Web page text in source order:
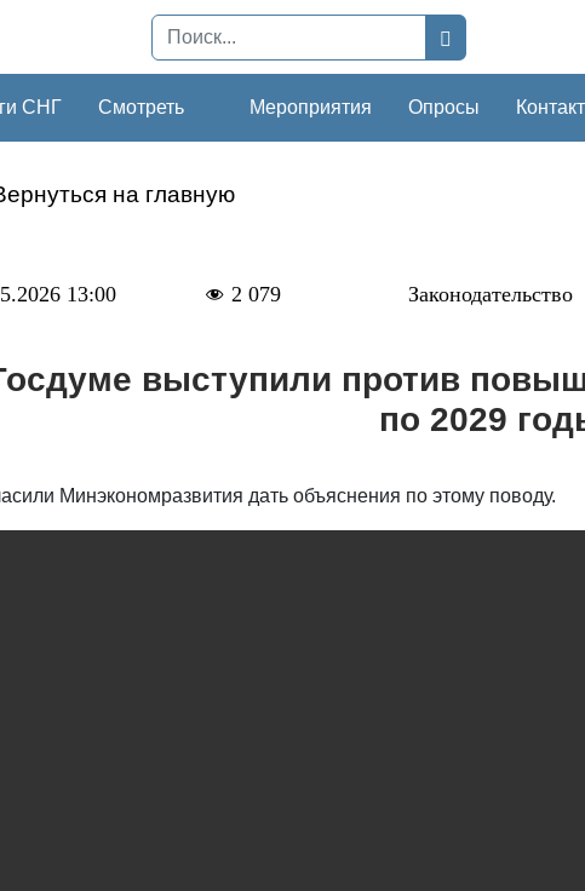
СНГ Смотреть Мероприятия Опросы
на главную
13:00 2 079 Законодательство
выступили против
по 2029
Минэкономразвития дать объяснения по этому поводу.